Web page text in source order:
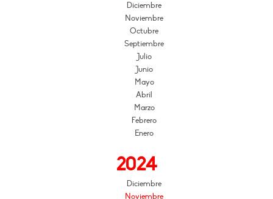
Diciembre
Noviembre
Octubre
Septiembre
Julio
Junio
Mayo
Abril
Marzo
Febrero
Enero
2024
Diciembre
Noviembre